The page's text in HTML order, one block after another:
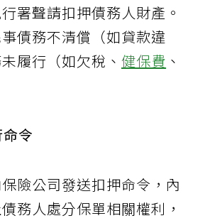
署聲請扣押債務人財產。
債務不清償（如貸款違
履行（如欠稅、 健保費 、
令
險公司發送扣押命令，內
務人處分保單相關權利，